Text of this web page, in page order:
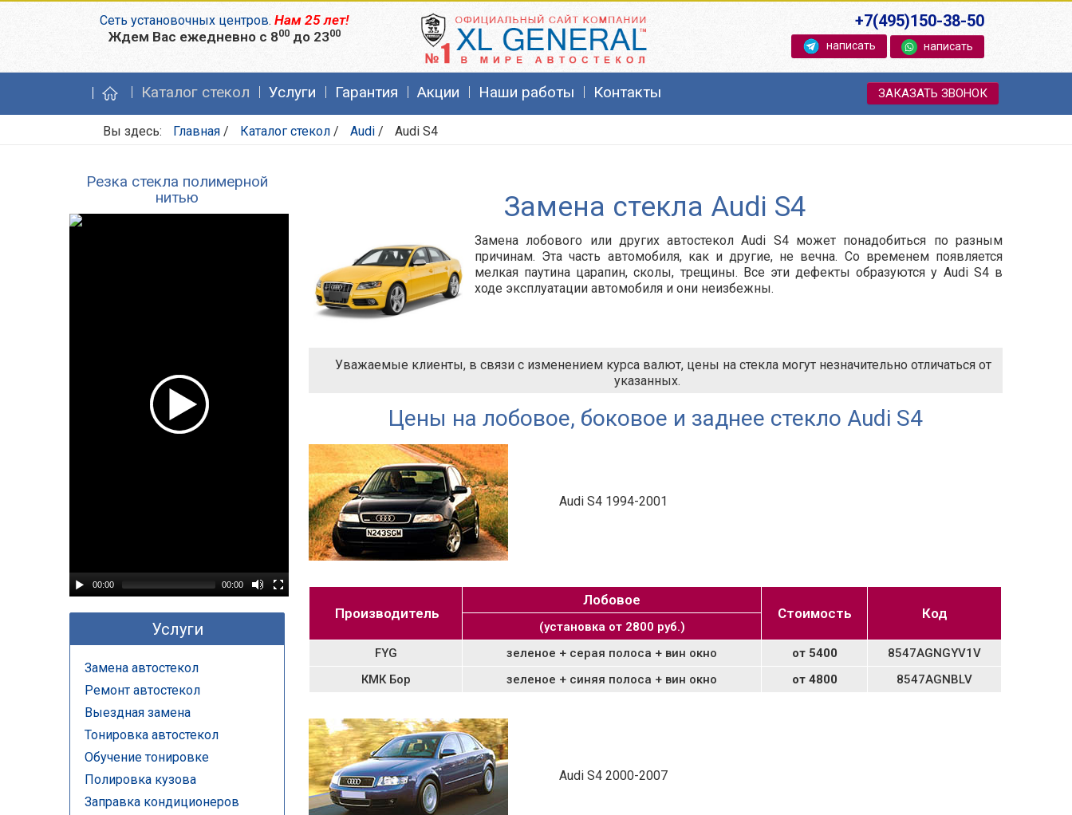
Сеть установочных центров.Нам 25 лет!
Ждем Вас ежедневно с 800 до 2300
+7(495)150-38-50
написать написать
Каталог стекол Услуги Гарантия Акции Наши работы Контакты ЗАКАЗАТЬ ЗВОНОК
Вы здесь: Главная / Каталог стекол / Audi / Audi S4
Резка стекла полимерной
нитью
00:00 00:00
Услуги
Замена автостекол
Ремонт автостекол
Выездная замена
Тонировка автостекол
Обучение тонировке
Полировка кузова
Заправка кондиционеров
Замена стекла Audi S4
Замена лобового или других автостекол Audi S4 может понадобиться по разным
причинам. Эта часть автомобиля, как и другие, не вечна. Со временем появляется
мелкая паутина царапин, сколы, трещины. Все эти дефекты образуются у Audi S4 в
ходе эксплуатации автомобиля и они неизбежны.
Уважаемые клиенты, в связи с изменением курса валют, цены на стекла могут незначительно отличаться от
указанных.
Цены на лобовое, боковое и заднее стекло Audi S4
Audi S4 1994-2001
Производитель
Лобовое
Стоимость
Код
(установка от 2800 руб.)
FYG
зеленое + серая полоса + вин окно от 5400
8547AGNGYV1V
КМК Бор
зеленое + синяя полоса + вин окно от 4800 8547AGNBLV
Audi S4 2000-2007